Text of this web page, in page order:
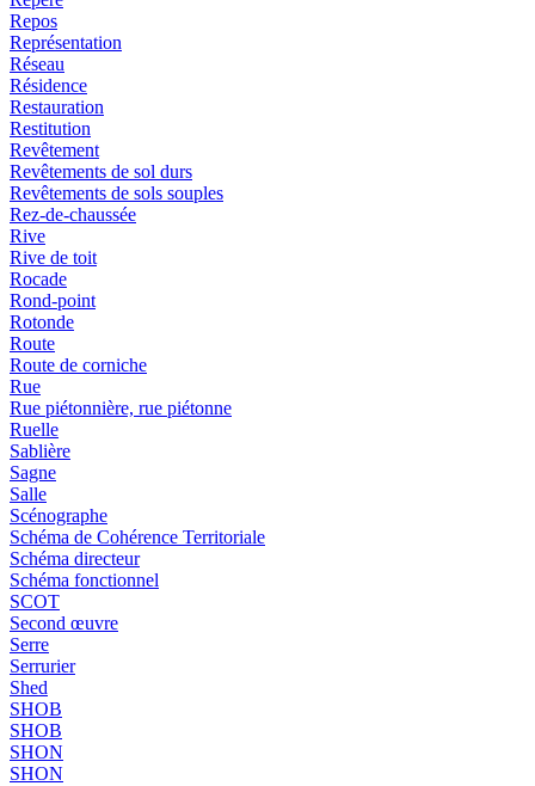
Repos
Représentation
Réseau
Résidence
Restauration
Restitution
Revêtement
Revêtements de sol durs
Revêtements de sols souples
Rez-de-chaussée
Rive
Rive de toit
Rocade
Rond-point
Rotonde
Route
Route de corniche
Rue
Rue piétonnière, rue piétonne
Ruelle
Sablière
Sagne
Salle
Scénographe
Schéma de Cohérence Territoriale
Schéma directeur
Schéma fonctionnel
SCOT
Second œuvre
Serre
Serrurier
Shed
SHOB
SHOB
SHON
SHON